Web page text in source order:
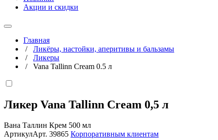
Акции и скидки
Главная
/ Ликёры, настойки, аперитивы и бальзамы
/ Ликеры
/ Vana Tallinn Cream 0.5 л
Ликер Vana Tallinn Cream 0,5 л
Вана Таллин Крем 500 мл
АртикулАрт. 39865 Корпоративным клиентам